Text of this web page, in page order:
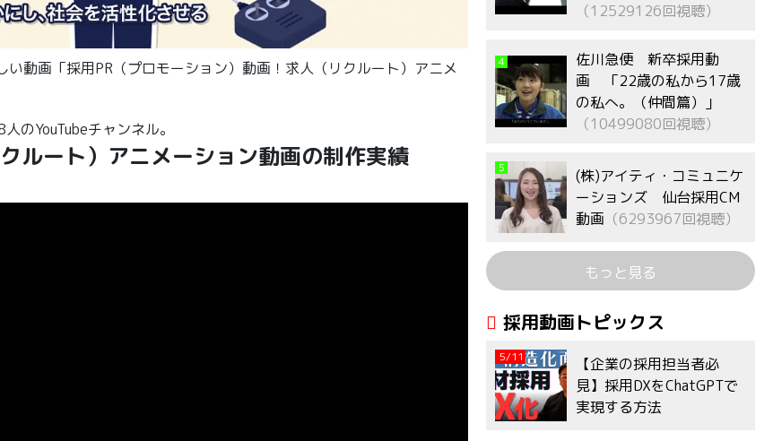
動画「採用PR（プロモーション）動画！求人（リクルート）アニメ
のYouTubeチャンネル。
ルート）アニメーション動画の制作実績
（12529126回視聴）
4
佐川急便 新卒採用動
画 「22歳の私から17歳
の私へ。（仲間篇）」
（10499080回視聴）
5
(株)アイティ・コミュニケ
ーションズ 仙台採用CM
動画 （6293967回視聴）
もっと見る
採用動画トピックス
5/11
【企業の採用担当者必
見】採用DXをChatGPTで
実現する方法